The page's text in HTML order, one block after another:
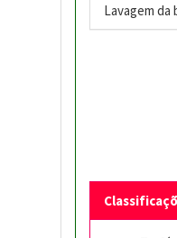
Lavagem da